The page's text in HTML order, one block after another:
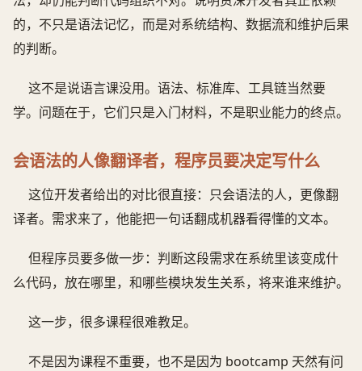
的，不只是语法记忆，而是对系统结构、数据流和维护后果
的判断。
这不是说语言课没用。语法、标准库、工具链当然要
学。问题在于，它们只是入门材料，不是职业能力的终点。
会语法的人像翻译者，程序员要决定写什么
这位开发者给出的对比很直接：只会语法的人，更像翻
译者。需求来了，他能把一句话翻成机器看得懂的文本。
但程序员要多做一步：判断这段需求在系统里该变成什
么代码，放在哪里，和哪些模块发生关系，将来谁来维护。
这一步，很多课程很难教足。
不是因为课程不重要，也不是因为 bootcamp 天然有问